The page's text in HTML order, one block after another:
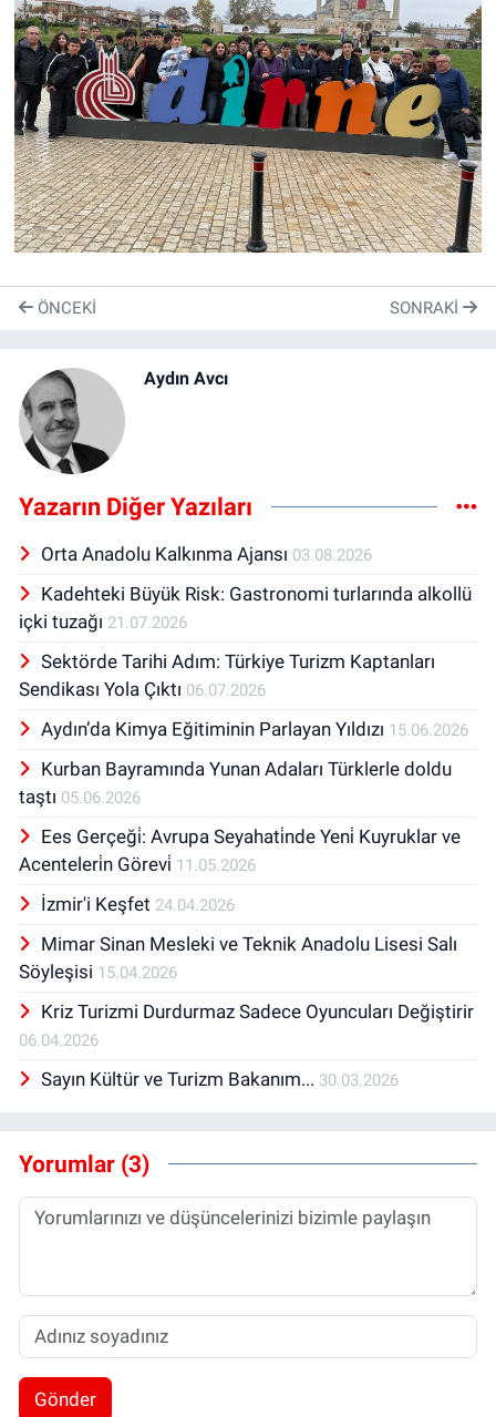
ÖNCEKI SONRAKI
Aydın Avcı
Yazarın Diğer Yazıları
Orta Anadolu Kalkınma Ajansı 03.08.2026
Kadehteki Büyük Risk: Gastronomi turlarında alkollü
içki tuzağı 21.07.2026
Sektörde Tarihi Adım: Türkiye Turizm Kaptanları
Sendikası Yola Çıktı 06.07.2026
Aydın’da Kimya Eğitiminin Parlayan Yıldızı 15.06.2026
Kurban Bayramında Yunan Adaları Türklerle doldu
taştı 05.06.2026
Ees Gerçeği̇: Avrupa Seyahati̇nde Yeni̇ Kuyruklar ve
Acenteleri̇n Görevi̇ 11.05.2026
İzmir'i Keşfet 24.04.2026
Mimar Sinan Mesleki ve Teknik Anadolu Lisesi Salı
Söyleşisi 15.04.2026
Kriz Turizmi Durdurmaz Sadece Oyuncuları Değiştirir
06.04.2026
Sayın Kültür ve Turizm Bakanım... 30.03.2026
Yorumlar (3)
Gönder